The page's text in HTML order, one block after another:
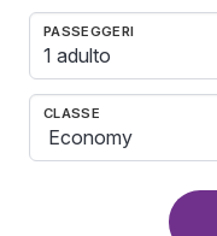
PASSEGGERI
1 adulto
CLASSE